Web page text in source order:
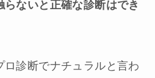
ないと正確な診断はでき
ロ診断でナチュラルと言わ